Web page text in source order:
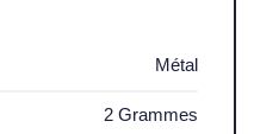
Métal
2 Grammes